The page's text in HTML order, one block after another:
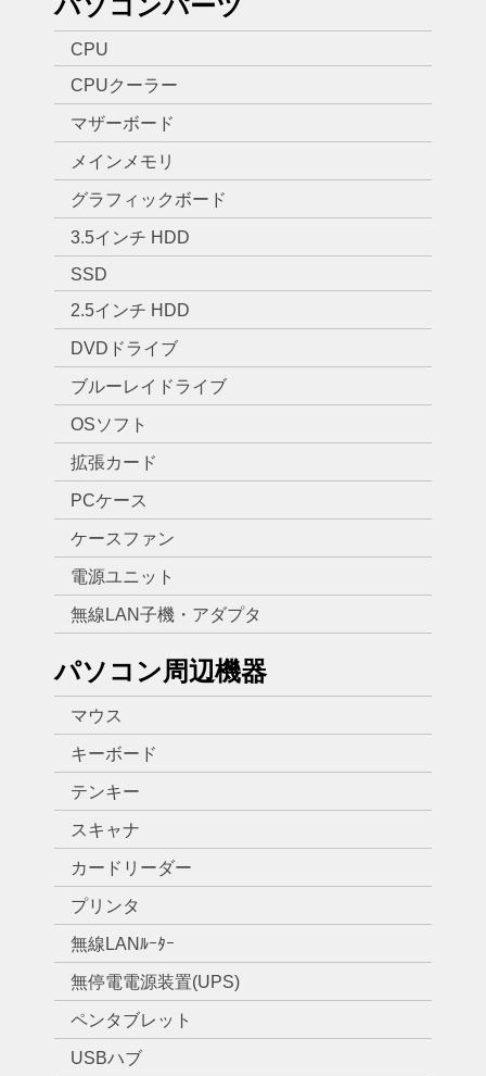
CPU
CPUクーラー
マザーボード
メインメモリ
グラフィックボード
3.5インチ HDD
SSD
2.5インチ HDD
DVDドライブ
ブルーレイドライブ
OSソフト
拡張カード
PCケース
ケースファン
電源ユニット
無線LAN子機・アダプタ
パソコン周辺機器
マウス
キーボード
テンキー
スキャナ
カードリーダー
プリンタ
無線LANﾙｰﾀｰ
無停電電源装置(UPS)
ペンタブレット
USBハブ